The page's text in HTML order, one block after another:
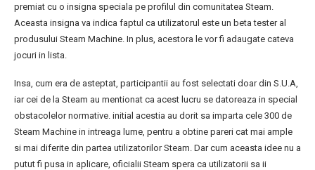
premiat cu o insigna speciala pe profilul din comunitatea Steam.
Aceasta insigna va indica faptul ca utilizatorul este un beta tester al
produsului Steam Machine. In plus, acestora le vor fi adaugate cateva
jocuri in lista.
Insa, cum era de asteptat, participantii au fost selectati doar din S.U.A,
iar cei de la Steam au mentionat ca acest lucru se datoreaza in special
obstacolelor normative. initial acestia au dorit sa imparta cele 300 de
Steam Machine in intreaga lume, pentru a obtine pareri cat mai ample
si mai diferite din partea utilizatorilor Steam. Dar cum aceasta idee nu a
putut fi pusa in aplicare, oficialii Steam spera ca utilizatorii sa ii